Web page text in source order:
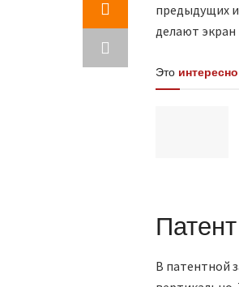
предыдущих
делают
Это интересно
В патентной